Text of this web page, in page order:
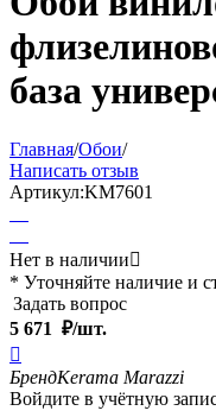
база
Главная/Обои/
Написать отзыв
Артикул:KM7601
Нет в наличии
* Уточняйте наличие и
Задать вопрос
5 671 ₽/шт.

БрендKerama Marazzi
Войдите в учётную